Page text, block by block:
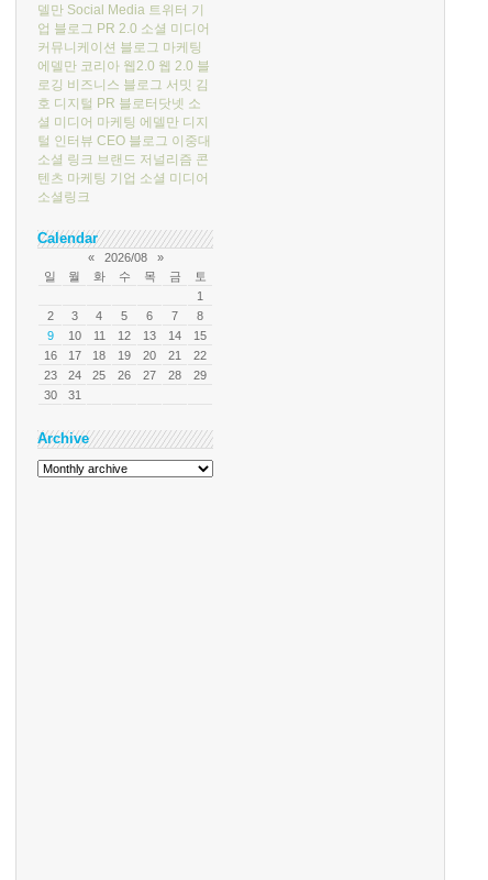
델만 Social Media 트위터 기
업 블로그 PR 2.0 소셜 미디어
커뮤니케이션 블로그 마케팅
에델만 코리아 웹2.0 웹 2.0 블
로깅 비즈니스 블로그 서밋 김
호 디지털 PR 블로터닷넷 소
셜 미디어 마케팅 에델만 디지
털 인터뷰 CEO 블로그 이중대
소셜 링크 브랜드 저널리즘 콘
텐츠 마케팅 기업 소셜 미디어
소셜링크
Calendar
« 2026/08
»
일
월 화 수 목 금
토
1
2
3 4 5 6 7
8
9
10 11 12 13 14
15
16
17 18 19 20 21
22
23
24 25 26 27 28
29
30
31
Archive